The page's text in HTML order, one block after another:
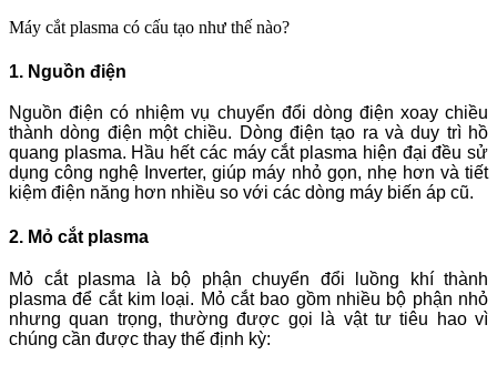
Máy cắt plasma có cấu tạo như thế nào?
1. Nguồn điện
Nguồn điện có nhiệm vụ chuyển đổi dòng điện xoay chiều
thành dòng điện một chiều. Dòng điện tạo ra và duy trì hồ
quang plasma. Hầu hết các máy cắt plasma hiện đại đều sử
dụng công nghệ Inverter, giúp máy nhỏ gọn, nhẹ hơn và tiết
kiệm điện năng hơn nhiều so với các dòng máy biến áp cũ.
2. Mỏ cắt plasma
Mỏ cắt plasma là bộ phận chuyển đổi luồng khí thành
plasma để cắt kim loại. Mỏ cắt bao gồm nhiều bộ phận nhỏ
nhưng quan trọng, thường được gọi là vật tư tiêu hao vì
chúng cần được thay thế định kỳ: